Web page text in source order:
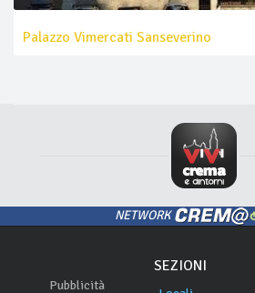
Palazzo Vimercati Sanseverino
NETWORK
Pubblicità
SEZIONI